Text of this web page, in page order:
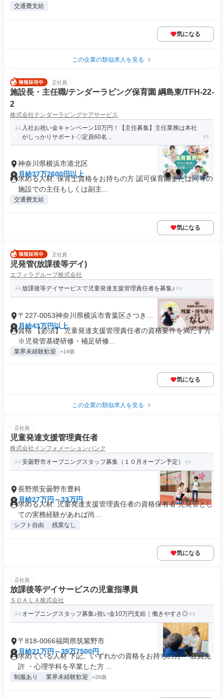
交通費支給
気になる
この企業の類似求人を見る
正社員
施設長・主任職/テンダーラビング保育園 綱島東/TFH-22-
2
株式会社テンダーラビングケアサービス
入社お祝い金キャンペーン10万円！【主任募集】主任業務は本社
がしっかりサポート◇定員60名...
神奈川県横浜市港北区
月給37万2600円以上
求める人材: 保育士資格をお持ちの方 認可保育園または同等の
施設での主任もしくは副主...
交通費支給
気になる
正社員
児発管(放課後等デイ)
エフィラグループ株式会社
放課後等デイサービスで児童発達支援管理責任者を募集♪
〒227-0053神奈川県横浜市青葉区さつきが
丘
月給43万円以上
資格 【必須】 児童発達支援管理責任者の資格要件を満たす方
※児発管基礎研修・補足研修...
業界未経験歓迎 +14個
気になる
この企業の類似求人を見る
正社員
児童発達支援管理責任者
株式会社インフォメーションバンク
安曇野市オープニングスタッフ募集（１０月オープン予定）
長野県安曇野市豊科
月給27万円～33万円
求める人材: 児童発達支援管理責任者の資格保有者 児発管とし
ての実務経験があれば尚...
シフト自由 残業なし
気になる
正社員
放課後等デイサービスの児童指導員
ＳＯＡＬＡ株式会社
オープニングスタッフ募集♪祝い金10万円支給｜働きやすさ◎
〒818-0066福岡県筑紫野市
月給21万円～39万7500円
求めている人材 下記、いずれかの資格をお持ちの方 ・教員免
許 ・心理学科を卒業した方 ...
制服あり 業界未経験歓迎 +26個